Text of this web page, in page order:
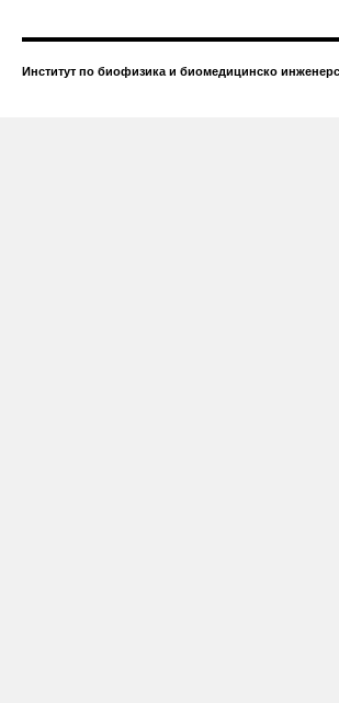
Институт по биофизика и биомедицинско